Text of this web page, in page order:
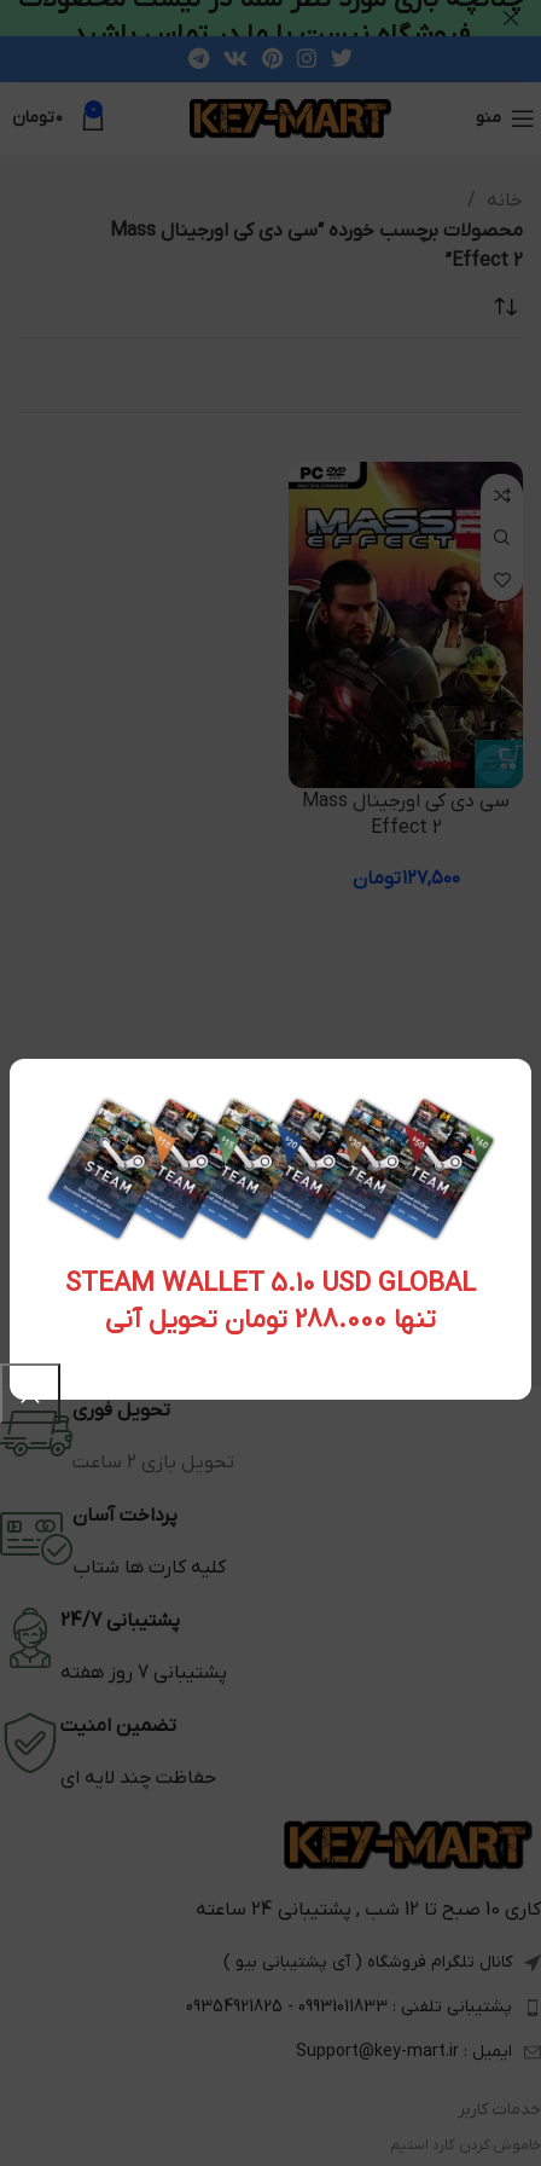
STEAM WALLET 5.10 USD GLOBAL
تنها 288.000 تومان تحویل آنی
منو 0 ۰تومان
خانه
محصولات برچسب خورده “سی دی کی اورجینال Mass
Effect 2”
سی دی کی اورجینال Mass
Effect 2
۱۲۷,۵۰۰تومان
تحویل فوری
تحویل بازی 2 ساعت
پرداخت آسان
کلیه کارت ها شتاب
پشتیبانی 24/7
پشتیبانی 7 روز هفته
تضمین امنیت
حفاظت چند لایه ای
کاری 10 صبح تا 12 شب , پشتیبانی 24 ساعته
کانال تلگرام فروشگاه ( آی پشتیبانی بیو )
پشتیبانی تلفنی : 09931011833 - 09354921825
ایمیل : Support@key-mart.ir
خدمات کاربر
خاموش کردن گارد استیم
فروشگاه نیست با ما در تماس باشید